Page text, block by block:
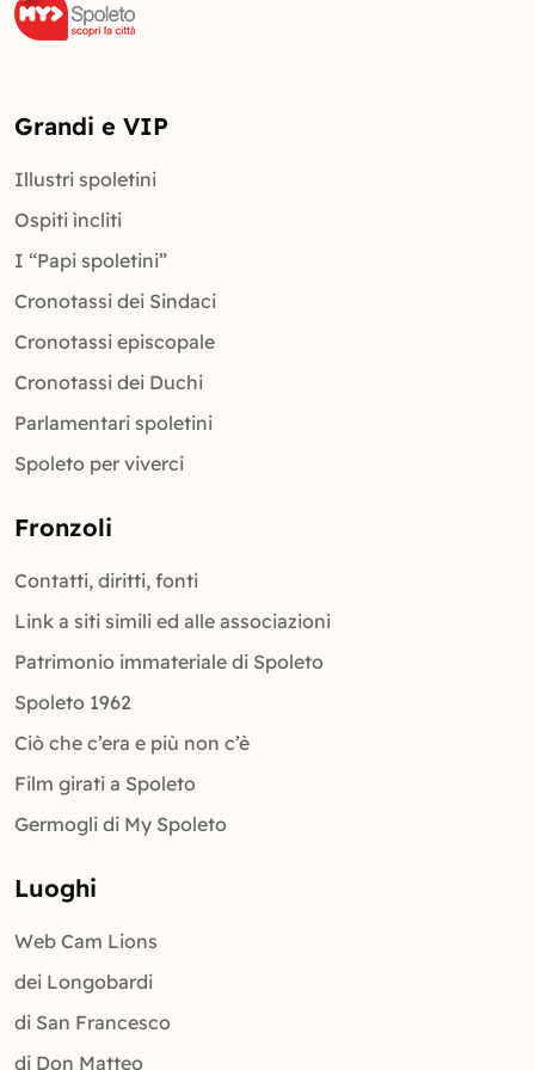
Grandi e VIP
Illustri spoletini
Ospiti ìncliti
I “Papi spoletini”
Cronotassi dei Sindaci
Cronotassi episcopale
Cronotassi dei Duchi
Parlamentari spoletini
Spoleto per viverci
Fronzoli
Contatti, diritti, fonti
Link a siti simili ed alle associazioni
Patrimonio immateriale di Spoleto
Spoleto 1962
Ciò che c’era e più non c’è
Film girati a Spoleto
Germogli di My Spoleto
Luoghi
Web Cam Lions
dei Longobardi
di San Francesco
di Don Matteo